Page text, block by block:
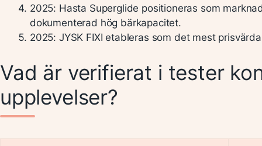
2025: Hasta Superglide positioneras som
dokumenterad hög bärkapacitet.
2025: JYSK FIXI etableras som det mest
Vad är verifierat i tester
upplevelser?